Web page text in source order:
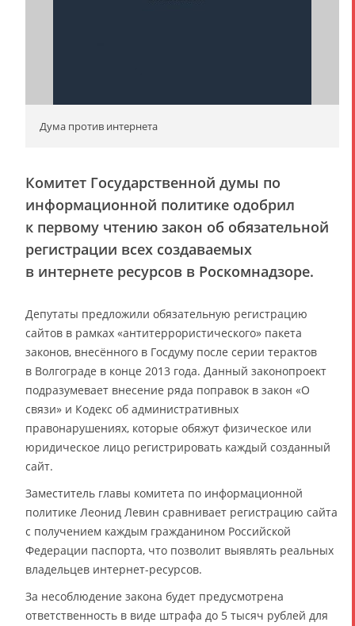
Дума против интернета
Комитет Государственной думы по
информационной политике одобрил
к первому чтению закон об обязательной
регистрации всех создаваемых
в интернете ресурсов в Роскомнадзоре.
Депутаты предложили обязательную регистрацию
сайтов в рамках «антитеррористического» пакета
законов, внесённого в Госдуму после серии терактов
в Волгограде в конце 2013 года. Данный законопроект
подразумевает внесение ряда поправок в закон «О
связи» и Кодекс об административных
правонарушениях, которые обяжут физическое или
юридическое лицо регистрировать каждый созданный
сайт.
Заместитель главы комитета по информационной
политике Леонид Левин сравнивает регистрацию сайта
с получением каждым гражданином Российской
Федерации паспорта, что позволит выявлять реальных
владельцев интернет-ресурсов.
За несоблюдение закона будет предусмотрена
ответственность в виде штрафа до 5 тысяч рублей для